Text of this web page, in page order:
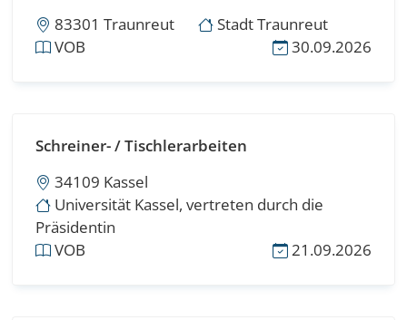
83301 Traunreut
Stadt Traunreut
VOB
30.09.2026
Schreiner- / Tischlerarbeiten
34109 Kassel
Universität Kassel, vertreten durch die
Präsidentin
VOB
21.09.2026